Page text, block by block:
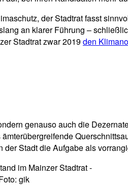
der Stadtrat fasst
an klarer Führung –
Stadtrat zwar 2019den
genauso auch die
Stadt die Aufgabe als